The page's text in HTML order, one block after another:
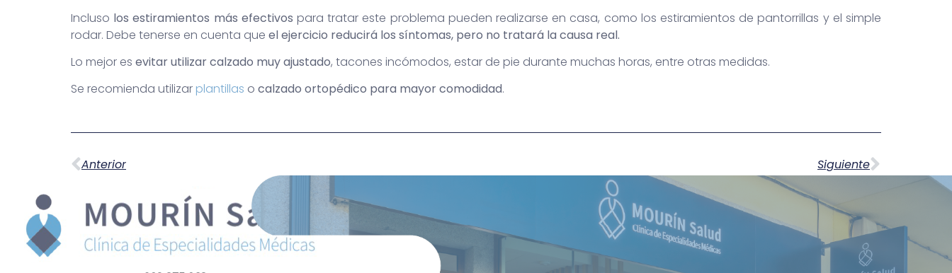
Incluso los estiramientos más efectivos para tratar este problema pueden realizarse en casa, como los estiramientos de pantorrillas y el simple
rodar. Debe tenerse en cuenta que el ejercicio reducirá los síntomas, pero no tratará la causa real.
Lo mejor es evitar utilizar calzado muy ajustado, tacones incómodos, estar de pie durante muchas horas, entre otras medidas.
Se recomienda utilizar plantillas o calzado ortopédico para mayor comodidad.
Anterior Siguiente